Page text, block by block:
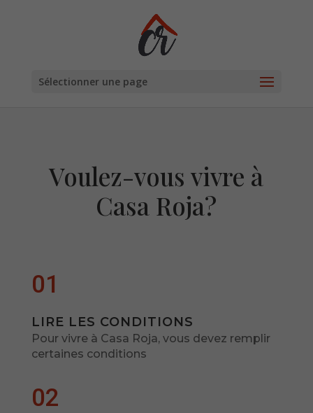
Sélectionner une page
Voulez-vous vivre à
Casa Roja?
01
LIRE LES CONDITIONS
Pour vivre à Casa Roja, vous devez remplir
certaines conditions
02